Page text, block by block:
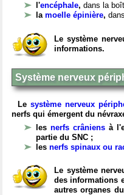
l'encéphale, dans la
la moelle épinière,
Le système
informations.
Système nerveux
Le système nerveux
nerfs qui émergent du
les nerfs crâniens à
partie du SNC ;
les nerfs spinaux ou
Le système
des informations
autres organes